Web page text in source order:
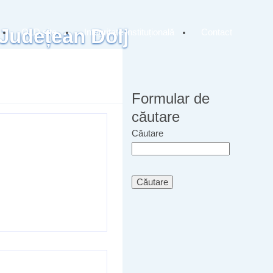
Dolj
OLD site Integritate instituțională
Formular de
căutare
Căutare